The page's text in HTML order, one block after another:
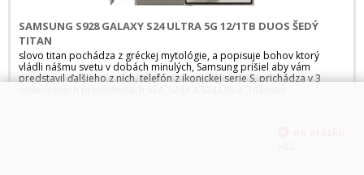
SAMSUNG S928 GALAXY S24 ULTRA 5G 12/1TB DUOS ŠEDÝ
TITAN
slovo titan pochádza z gréckej mytológie, a popisuje bohov ktorý
vládli nášmu svetu v dobách minulých, Samsung prišiel aby vám
predstavil ďalšieho z nich, telefón z ikonickej serie S, prichádza v 3